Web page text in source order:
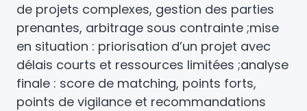
de projets complexes, gestion des parties
prenantes, arbitrage sous contrainte ;mise
en situation : priorisation d’un projet avec
délais courts et ressources limitées ;analyse
finale : score de matching, points forts,
points de vigilance et recommandations